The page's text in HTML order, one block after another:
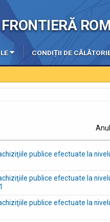
CONDIȚII DE
Anul
publice efectuate la
publice efectuate la
publice efectuate la